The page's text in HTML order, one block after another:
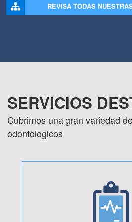
REVISA TODAS
SERVICIOS
Cubrimos una gran variedad
odontologicos